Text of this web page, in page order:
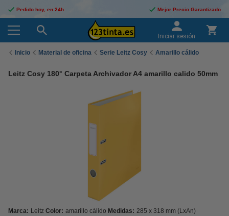
Pedido hoy, en 24h Mejor Precio Garantizado
Iniciar sesión
Inicio Material de oficina Serie Leitz Cosy Amarillo cálido
Leitz Cosy 180° Carpeta Archivador A4 amarillo calido 50mm
Marca: Leitz Color: amarillo cálido Medidas: 285 x 318 mm (LxAn)